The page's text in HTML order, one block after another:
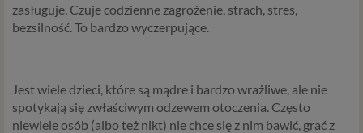
zasługuje. Czuje codzienne zagrożenie, strach, stres,
bezsilność. To bardzo wyczerpujące.
Jest wiele dzieci, które są mądre i bardzo wrażliwe, ale nie
spotykają się zwłaściwym odzewem otoczenia. Często
niewiele osób (albo też nikt) nie chce się z nim bawić, grać z